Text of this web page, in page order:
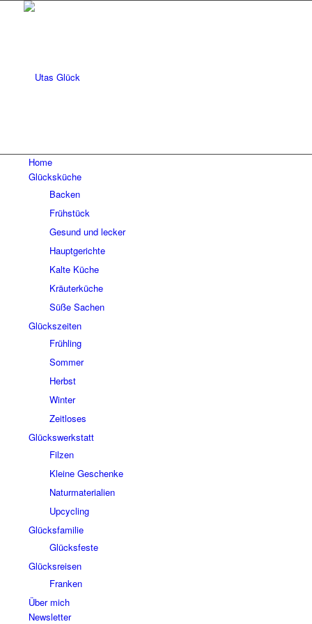
Home
Glücksküche
Backen
Frühstück
Gesund und lecker
Hauptgerichte
Kalte Küche
Kräuterküche
Süße Sachen
Glückszeiten
Frühling
Sommer
Herbst
Winter
Zeitloses
Glückswerkstatt
Filzen
Kleine Geschenke
Naturmaterialien
Upcycling
Glücksfamilie
Glücksfeste
Glücksreisen
Franken
Über mich
Newsletter